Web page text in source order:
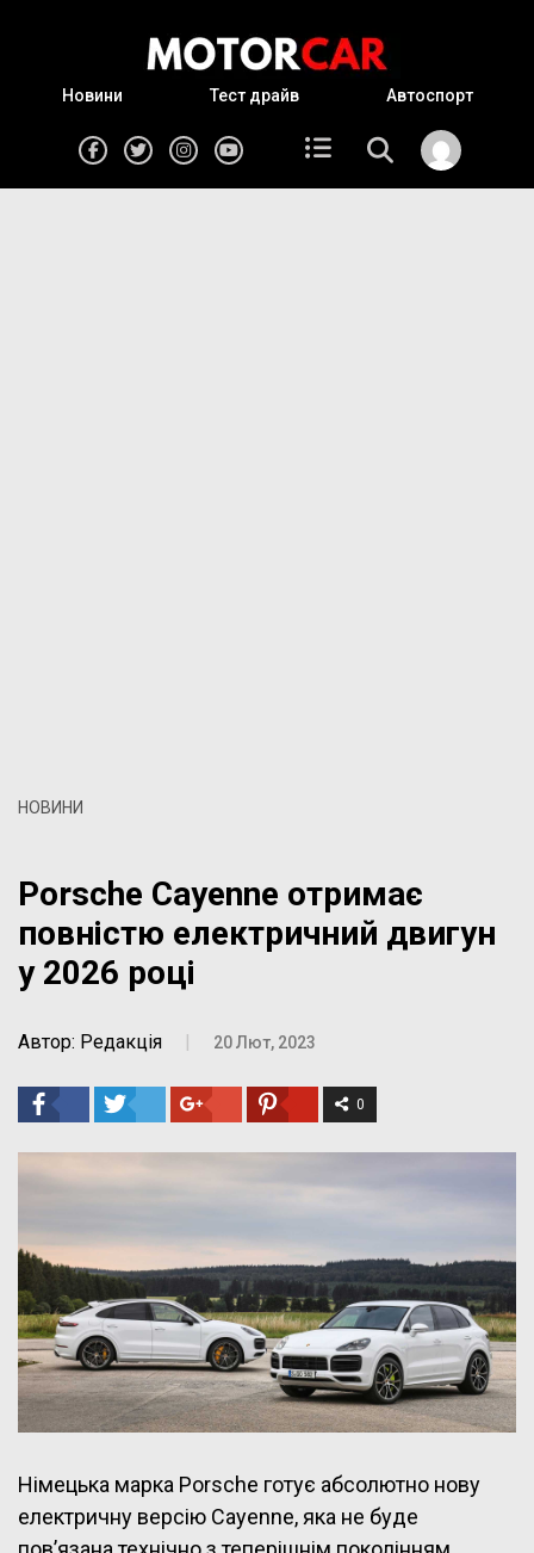
Новини Тест драйв Автоспорт
НОВИНИ
Porsche Cayenne отримає
повністю електричний двигун
у 2026 році
Автор: Редакція | 20 Лют, 2023
0
Німецька марка Porsche готує абсолютно нову
електричну версію Cayenne, яка не буде